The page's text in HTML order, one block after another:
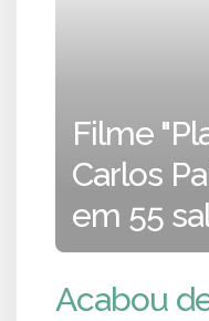
Filme
Carlos
em 55
Acabou